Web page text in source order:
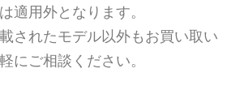
適用外となります。
されたモデル以外もお買い取い
にご相談ください。